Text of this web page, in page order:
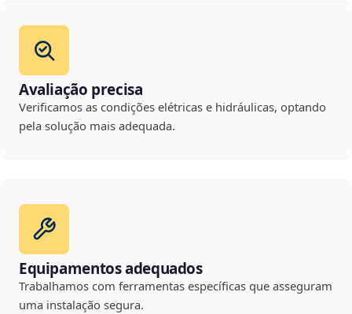
Avaliação precisa
Verificamos as condições elétricas e hidráulicas, optando
pela solução mais adequada.
Equipamentos adequados
Trabalhamos com ferramentas específicas que asseguram
uma instalação segura.